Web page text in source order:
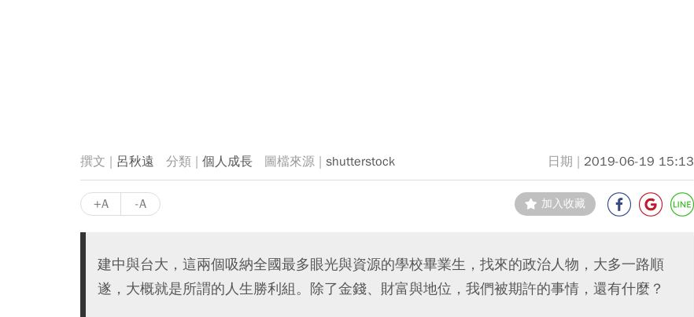
呂秋遠 個人成長 shutterstock 2019-06-19 15:13
+A -A 加入收藏
建中與台大，這兩個吸納全國最多眼光與資源的學校畢業生，找來的政治人物，大多一路順
遂，大概就是所謂的人生勝利組。除了金錢、財富與地位，我們被期許的事情，還有什麼？